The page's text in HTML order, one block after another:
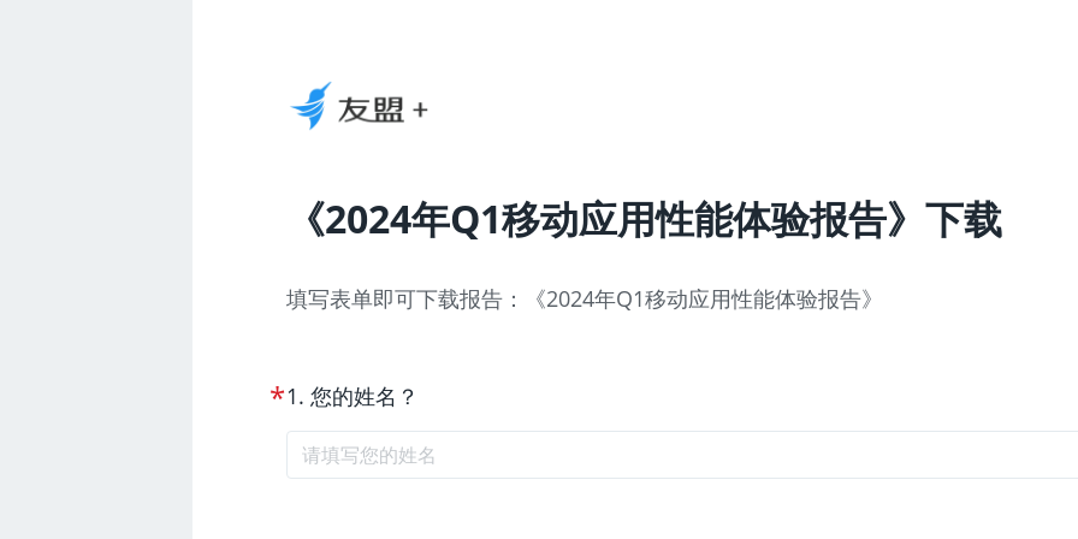
《2024年Q1移动应用性能体验报告》下载
填写表单即可下载报告：《2024年Q1移动应用性能体验报告》
*1. 您的姓名？